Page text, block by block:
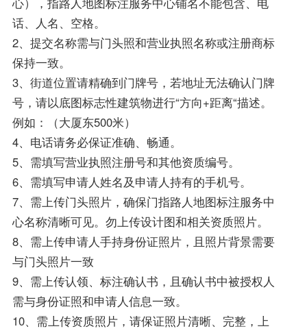
话、人名、空格。
2、提交名称需与门头照和营业执照名称或注册商标
保持一致。
3、街道位置请精确到门牌号，若地址无法确认门牌
号，请以底图标志性建筑物进行“方向+距离“描述。
例如：（大厦东500米）
4、电话请务必保证准确、畅通。
5、需填写营业执照注册号和其他资质编号。
6、需填写申请人姓名及申请人持有的手机号。
7、需上传门头照片，确保门指路人地图标注服务中
心名称清晰可见。勿上传设计图和相关资质照片。
8、需上传申请人手持身份证照片，且照片背景需要
与门头照片一致
9、需上传认领、标注确认书，且确认书中被授权人
需与身份证照和申请人信息一致。
10、需上传资质照片，请保证照片清晰、完整，上